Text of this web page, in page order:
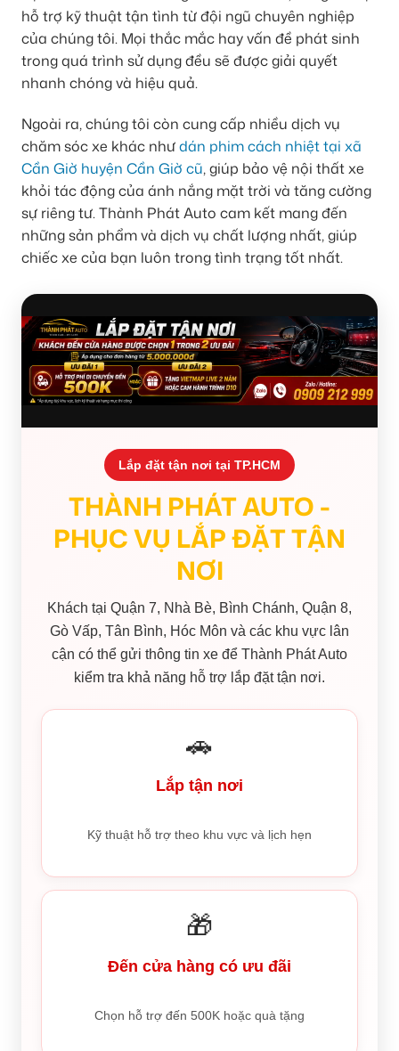
hỗ trợ kỹ thuật tận tình từ đội ngũ chuyên nghiệp
của chúng tôi. Mọi thắc mắc hay vấn đề phát sinh
trong quá trình sử dụng đều sẽ được giải quyết
nhanh chóng và hiệu quả.
Ngoài ra, chúng tôi còn cung cấp nhiều dịch vụ
chăm sóc xe khác nhưdán phim cách nhiệt tại xã
Cần Giờ huyện Cần Giờ cũ, giúp bảo vệ nội thất xe
khỏi tác động của ánh nắng mặt trời và tăng cường
sự riêng tư. Thành Phát Auto cam kết mang đến
những sản phẩm và dịch vụ chất lượng nhất, giúp
chiếc xe của bạn luôn trong tình trạng tốt nhất.
Lắp đặt tận nơi tại TP.HCM
THÀNH PHÁT AUTO -
PHỤC VỤ LẮP ĐẶT TẬN
NƠI
Khách tại Quận 7, Nhà Bè, Bình Chánh, Quận 8,
Gò Vấp, Tân Bình, Hóc Môn và các khu vực lân
cận có thể gửi thông tin xe để Thành Phát Auto
kiểm tra khả năng hỗ trợ lắp đặt tận nơi.
🚗
Lắp tận nơi
Kỹ thuật hỗ trợ theo khu vực và lịch hẹn
🎁
Đến cửa hàng có ưu đãi
Chọn hỗ trợ đến 500K hoặc quà tặng